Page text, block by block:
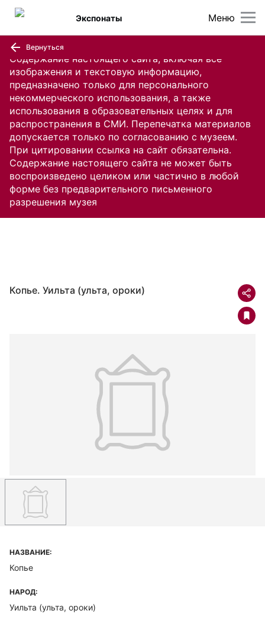
Содержание настоящего сайта, включая все
изображения и текстовую информацию,
предназначено только для персонального
некоммерческого использования, а также
использования в образовательных целях и для
распространения в СМИ. Перепечатка материалов
допускается только по согласованию с музеем.
При цитировании ссылка на сайт обязательна.
Содержание настоящего сайта не может быть
воспроизведено целиком или частично в любой
форме без предварительного письменного
разрешения музея
Меню
Экспонаты
Вернуться
Копье. Уильта (ульта, ороки)
НАЗВАНИЕ:
Копье
НАРОД:
Уильта (ульта, ороки)